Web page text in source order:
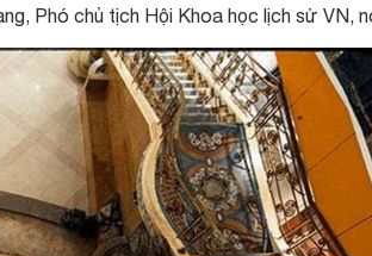
Phó chủ tịch Hội Khoa học lịch sử VN,